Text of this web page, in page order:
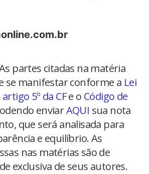
partes citadas na matéria
se manifestar conforme a Lei
artigo 5º da CFe o Código de
enviarAQUI sua nota
que será analisada para
e equilíbrio. As
nas matérias são de
exclusiva de seus autores.